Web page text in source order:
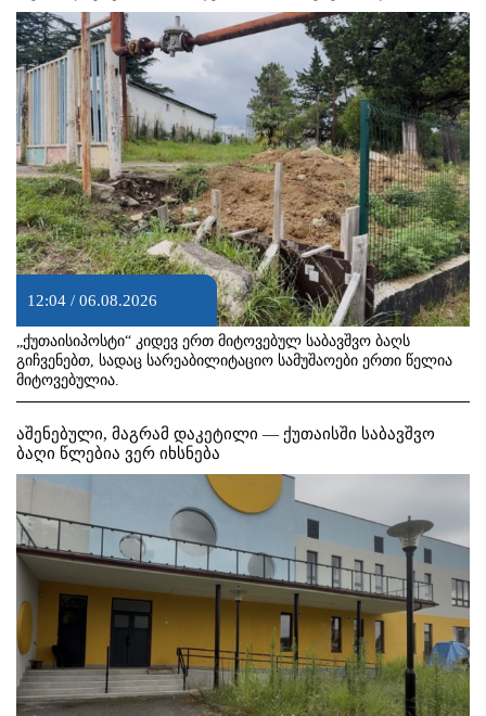
12:04 / 06.08.2026
„ქუთაისიპოსტი“ კიდევ ერთ მიტოვებულ საბავშვო ბაღს
გიჩვენებთ, სადაც სარეაბილიტაციო სამუშაოები ერთი წელია
მიტოვებულია.
აშენებული, მაგრამ დაკეტილი — ქუთაისში საბავშვო
ბაღი წლებია ვერ იხსნება